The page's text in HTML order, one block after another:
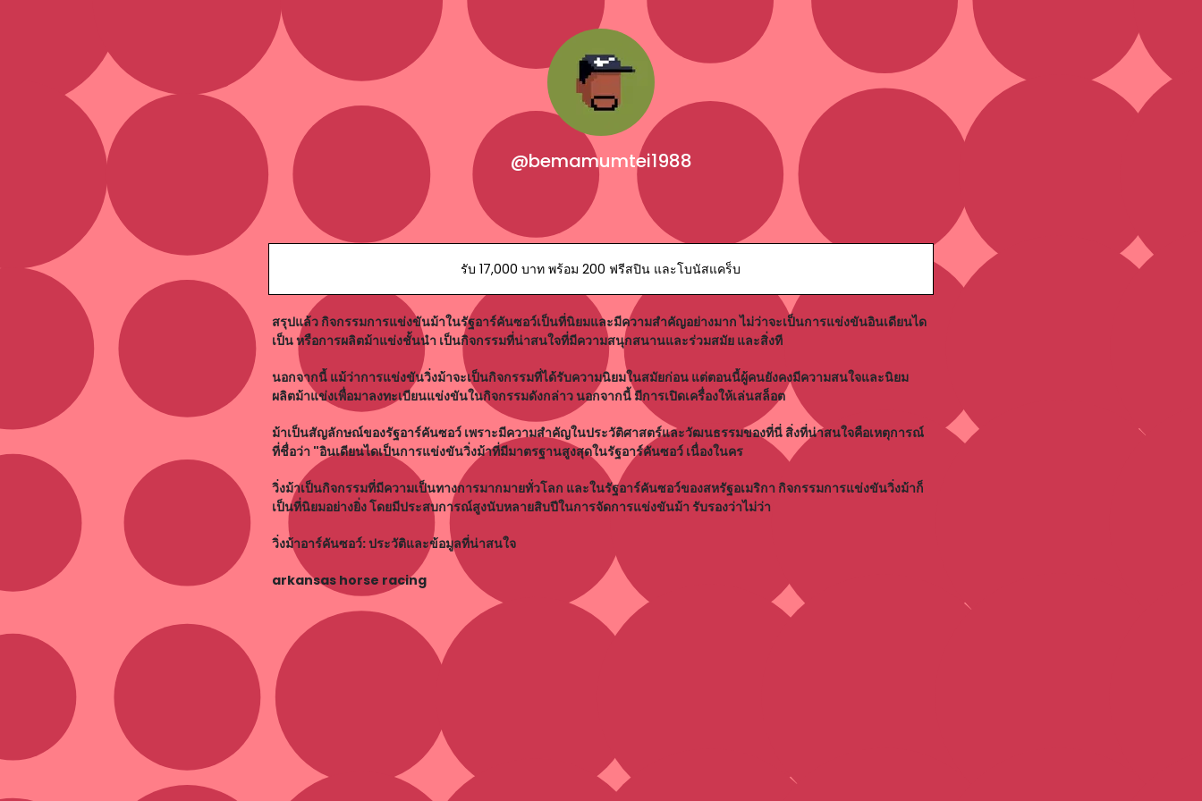
@bemamumtei1988
รับ 17,000 บาท พร้อม 200 ฟรีสปิน และโบนัสแคร็บ
สรุปแล้ว กิจกรรมการแข่งขันม้าในรัฐอาร์คันซอว์เป็นที่นิยมและมีความสำคัญอย่างมาก ไม่ว่าจะเป็นการแข่งขันอินเดียนได
เป็น หรือการผลิตม้าแข่งชั้นนำ เป็นกิจกรรมที่น่าสนใจที่มีความสนุกสนานและร่วมสมัย และสิ่งที
นอกจากนี้ แม้ว่าการแข่งขันวิ่งม้าจะเป็นกิจกรรมที่ได้รับความนิยมในสมัยก่อน แต่ตอนนี้ผู้คนยังคงมีความสนใจและนิยม
ผลิตม้าแข่งเพื่อมาลงทะเบียนแข่งขันในกิจกรรมดังกล่าว นอกจากนี้ มีการเปิดเครื่องให้เล่นสล็อต
ม้าเป็นสัญลักษณ์ของรัฐอาร์คันซอว์ เพราะมีความสำคัญในประวัติศาสตร์และวัฒนธรรมของที่นี่ สิ่งที่น่าสนใจคือเหตุการณ์
ที่ชื่อว่า "อินเดียนไดเป็นการแข่งขันวิ่งม้าที่มีมาตรฐานสูงสุดในรัฐอาร์คันซอว์ เนื่องในคร
วิ่งม้าเป็นกิจกรรมที่มีความเป็นทางการมากมายทั่วโลก และในรัฐอาร์คันซอว์ของสหรัฐอเมริกา กิจกรรมการแข่งขันวิ่งม้าก็
เป็นที่นิยมอย่างยิ่ง โดยมีประสบการณ์สูงนับหลายสิบปีในการจัดการแข่งขันม้า รับรองว่าไม่ว่า
วิ่งม้าอาร์คันซอว์: ประวัติและข้อมูลที่น่าสนใจ
arkansas horse racing